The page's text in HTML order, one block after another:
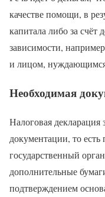
качестве помощи, в
капитала либо за счёт
зависимости,
и лицом,
Необходимая
Налоговая
документации, то
государственный
дополнительные
подтверждением